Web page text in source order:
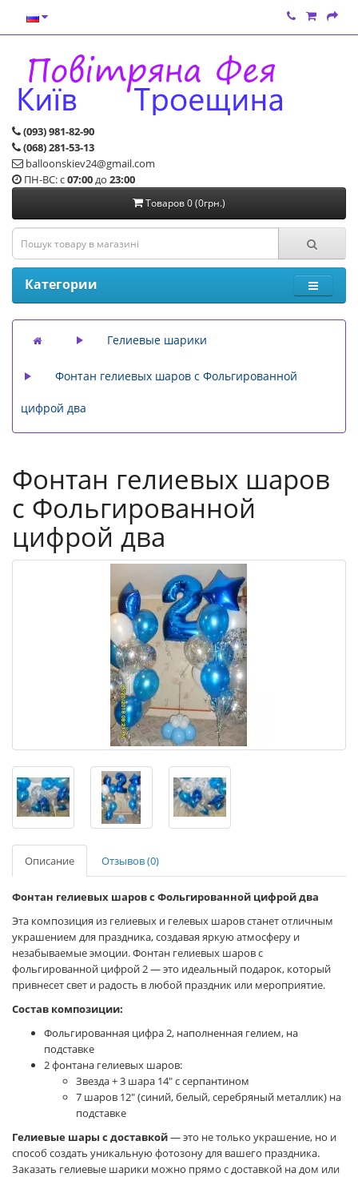
(093) 981-82-90
(068) 281-53-13
balloonskiev24@gmail.com
ПН-ВС: с07:00до 23:00
Товаров 0 (0грн.)
Категории
Гелиевые шарики
Фонтан гелиевых шаров с Фольгированной
цифрой два
Фонтан гелиевых шаров
с Фольгированной
цифрой два
Описание Отзывов (0)
Фонтан гелиевых шаров с Фольгированной цифрой два
Эта композиция из гелиевых и гелевых шаров станет отличным
украшением для праздника, создавая яркую атмосферу и
незабываемые эмоции. Фонтан гелиевых шаров с
фольгированной цифрой 2 — это идеальный подарок, который
привнесет свет и радость в любой праздник или мероприятие.
Состав композиции:
Фольгированная цифра 2, наполненная гелием, на
подставке
2 фонтана гелиевых шаров:
Звезда + 3 шара 14" с серпантином
7 шаров 12" (синий, белый, серебряный металлик) на
подставке
Гелиевые шары с доставкой— это не только украшение, но и
способ создать уникальную фотозону для вашего праздника.
Заказать гелиевые шарики можно прямо с доставкой на дом или